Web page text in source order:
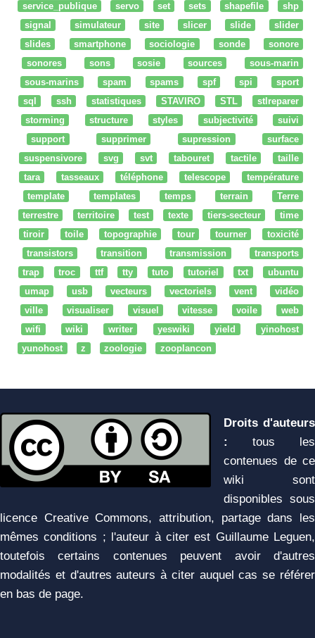
service_publique
servo set sets shapefile
shp
signal
simulateur site slicer slide
slider
slides
smartphone sociologie sonde
sonore
sonores
sons sosie sources
sous-marin
sous-marins
spam spams spf spi
sport
sql
ssh statistiques STAVIRO STL
stlreparer
storming
structure styles subjectivité
suivi
support
supprimer supression
surface
suspensivore
svg svt tabouret tactile
taille
tara
tasseaux téléphone telescope
température
template
templates temps terrain
Terre
terrestre
territoire test texte tiers-secteur
time
tiroir
toile topographie tour tourner
toxicité
transistors
transition transmission
transports
trap
troc ttf tty tuto tutoriel txt
ubuntu
umap
usb vecteurs vectoriels vent
vidéo
ville
visualiser visuel vitesse voile
web
wifi
wiki writer yeswiki yield
yinohost
yunohost
z zoologie zooplancon
Droits d'auteurs
:
tous les
contenues de ce
wiki sont
disponibles sous
licence Creative Commons, attribution, partage dans les
mêmes conditions ; l'auteur à citer est Guillaume Leguen,
toutefois certains contenues peuvent avoir d'autres
modalités et d'autres auteurs à citer auquel cas se référer
en bas de page.